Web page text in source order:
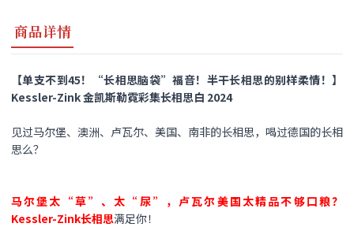
商品详情
【单支不到45！“长相思脑袋”福音！半干长相思的别样柔情！】
Kessler-Zink 金凯斯勒霓彩集长相思白 2024
见过马尔堡、澳洲、卢瓦尔、美国、南非的长相思，喝过德国的长相
思么？
马尔堡太“草”、太“尿”，卢瓦尔美国太精品不够口粮？
Kessler-Zink长相思满足你！